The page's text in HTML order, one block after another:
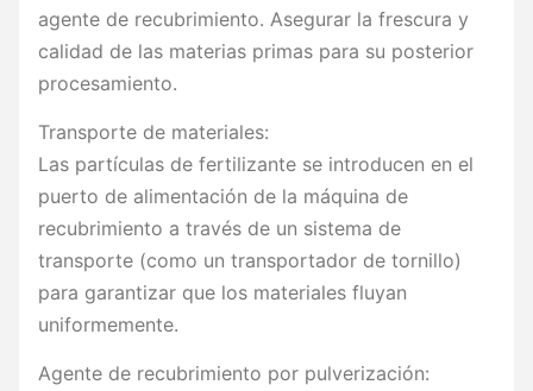
agente de recubrimiento. Asegurar la frescura y
calidad de las materias primas para su posterior
procesamiento.
Transporte de materiales:
Las partículas de fertilizante se introducen en el
puerto de alimentación de la máquina de
recubrimiento a través de un sistema de
transporte (como un transportador de tornillo)
para garantizar que los materiales fluyan
uniformemente.
Agente de recubrimiento por pulverización: